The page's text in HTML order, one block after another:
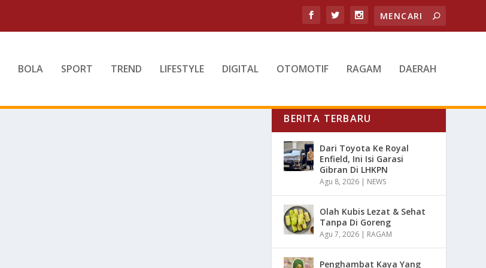
BOLA SPORT TREND LIFESTYLE DIGITAL OTOMOTIF RAGAM DAERAH
BERITA TERBARU
Dari Toyota Ke Royal
Enfield, Ini Isi Garasi
Gibran Di LHKPN
Agu 8, 2026 | NEWS
Olah Kubis Lezat & Sehat
Tanpa Di Goreng
Agu 7, 2026 | RAGAM
Penghambat Kaya Yang